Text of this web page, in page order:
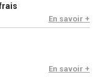
En savoir +
En savoir +